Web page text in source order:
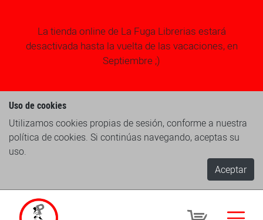
La tienda online de La Fuga Librerias estará
desactivada hasta la vuelta de las vacaciones, en
Septiembre ;)
Uso de cookies
Utilizamos cookies propias de sesión, conforme a nuestra
política de cookies. Si continúas navegando, aceptas su
uso.
Aceptar